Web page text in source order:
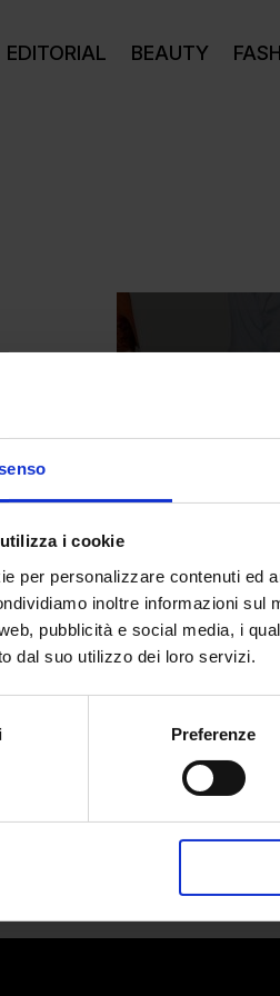
i cookie
per personalizzare contenuti ed
inoltre informazioni
pubblicità e social media, i
dal suo utilizzo dei loro servizi.
Preferenze
EDITORIAL BEAUTY
American Apparel:
Vi voglio